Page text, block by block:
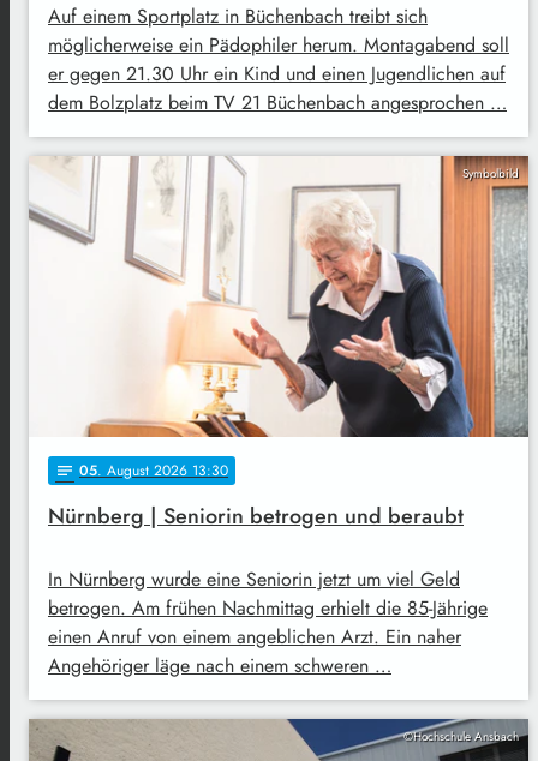
Auf einem Sportplatz in Büchenbach treibt sich
möglicherweise ein Pädophiler herum. Montagabend soll
er gegen 21.30 Uhr ein Kind und einen Jugendlichen auf
dem Bolzplatz beim TV 21 Büchenbach angesprochen …
Symbolbild
notes 05. August 2026 13:30
Nürnberg | Seniorin betrogen und beraubt
In Nürnberg wurde eine Seniorin jetzt um viel Geld
betrogen. Am frühen Nachmittag erhielt die 85-Jährige
einen Anruf von einem angeblichen Arzt. Ein naher
Angehöriger läge nach einem schweren …
©Hochschule Ansbach